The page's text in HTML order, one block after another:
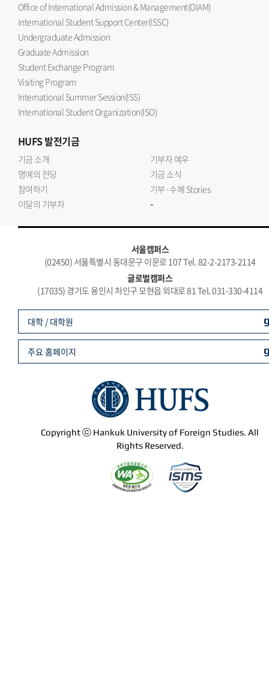
Office of International Admission & Management(OIAM)
International Student Support Center(ISSC)
Undergraduate Admission
Graduate Admission
Student Exchange Program
Visiting Program
International Summer Session(ISS)
International Student Organization(ISO)
HUFS발전기금
기금 소개
기부자 예우
명예의 전당
기금 소식
참여하기
기부·수혜 Stories
이달의 기부자
-
서울캠퍼스
(02450) 서울특별시 동대문구 이문로 107 Tel. 82-2-2173-2114
글로벌캠퍼스
(17035) 경기도 용인시 처인구 모현읍 외대로 81 Tel. 031-330-4114
Copyright ⓒ Hankuk University of Foreign Studies. All
Rights Reserved.
대학 / 대학원
주요 홈페이지